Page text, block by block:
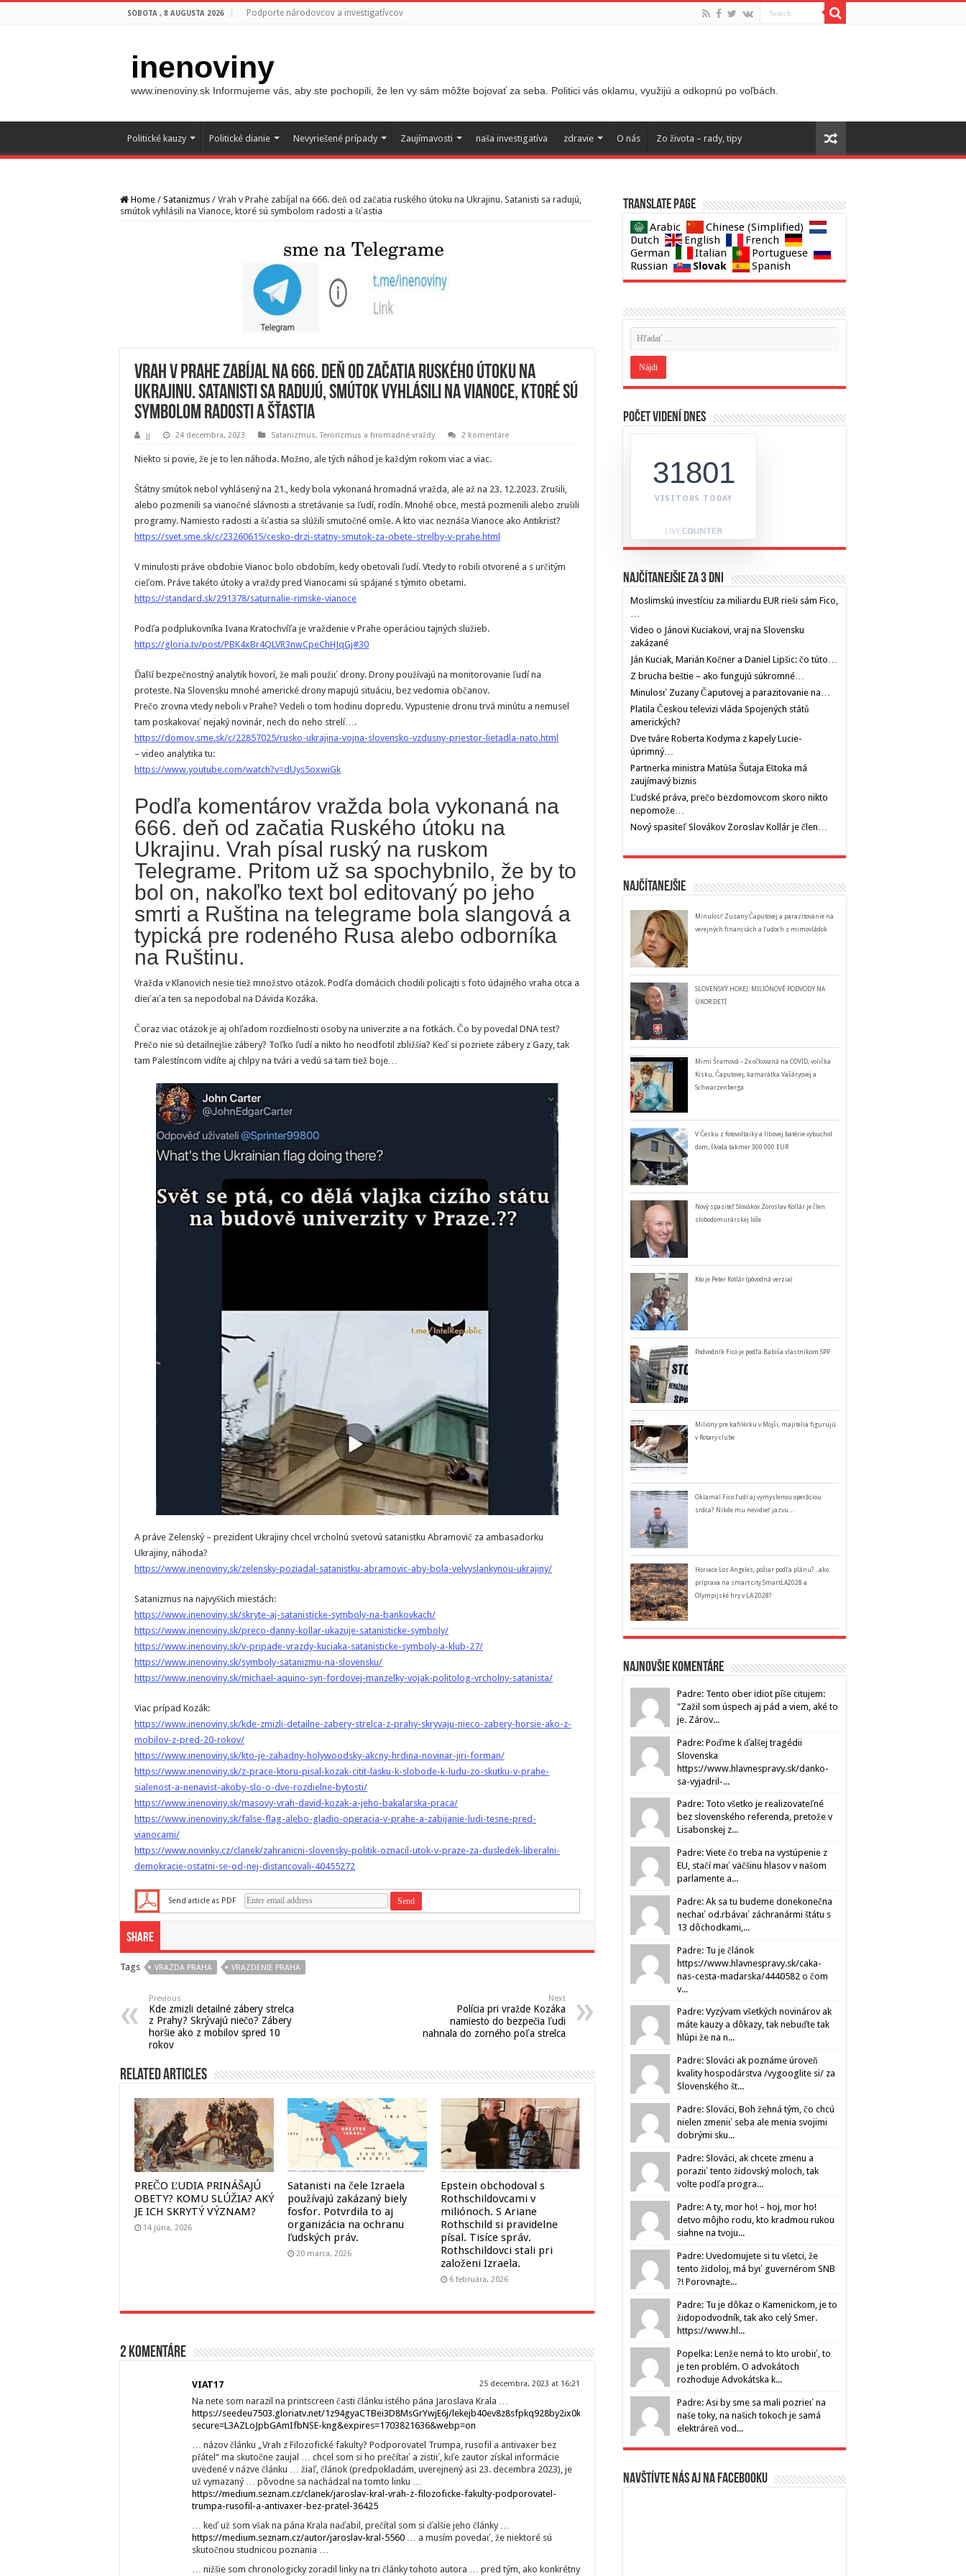
SOBOTA , 8 AUGUSTA 2026 Podporte národovcov a investigatívcov
inenoviny
www.inenoviny.sk Informujeme vás, aby ste pochopili, že len vy sám môžte bojovať za seba. Politici vás oklamu, využijú a odkopnú po voľbách.
Politické kauzy Politické dianie Nevyriešené prípady Zaujímavosti naša investigatíva zdravie O nás Zo života – rady, tipy
Home / Satanizmus / Vrah v Prahe zabíjal na 666. deň od začatia ruského útoku na Ukrajinu. Satanisti sa radujú,
smútok vyhlásili na Vianoce, ktoré sú symbolom radosti a šťastia
Vrah v Prahe zabíjal na 666. deň od začatia ruského útoku na
Ukrajinu. Satanisti sa radujú, smútok vyhlásili na Vianoce, ktoré sú
symbolom radosti a šťastia
jj 24 decembra, 2023 Satanizmus,Terorizmus a hromadné vraždy 2 komentáre
Niekto si povie, že je to len náhoda. Možno, ale tých náhod je každým rokom viac a viac.
Štátny smútok nebol vyhlásený na 21., kedy bola vykonaná hromadná vražda, ale až na 23. 12.2023. Zrušili,
alebo pozmenili sa vianočné slávnosti a stretávanie sa ľudí, rodín. Mnohé obce, mestá pozmenili alebo zrušili
programy. Namiesto radosti a šťastia sa slúžili smutočné omše. A kto viac neznáša Vianoce ako Antikrist?
https://svet.sme.sk/c/23260615/cesko-drzi-statny-smutok-za-obete-strelby-v-prahe.html
V minulosti práve obdobie Vianoc bolo obdobím, kedy obetovali ľudí. Vtedy to robili otvorené a s určitým
cieľom. Práve takéto útoky a vraždy pred Vianocami sú spájané s týmito obetami.
https://standard.sk/291378/saturnalie-rimske-vianoce
Podľa podplukovníka Ivana Kratochvíľa je vraždenie v Prahe operáciou tajných služieb.
https://gloria.tv/post/PBK4xBr4QLVR3nwCpeChHJqGj#30
Ďalší bezpečnostný analytik hovorí, že mali použiť drony. Drony používajú na monitorovanie ľudí na
proteste. Na Slovensku mnohé americké drony mapujú situáciu, bez vedomia občanov.
Prečo zrovna vtedy neboli v Prahe? Vedeli o tom hodinu dopredu. Vypustenie dronu trvá minútu a nemusel
tam poskakovať nejaký novinár, nech do neho strelí….
https://domov.sme.sk/c/22857025/rusko-ukrajina-vojna-slovensko-vzdusny-priestor-lietadla-nato.html
– video analytika tu:
https://www.youtube.com/watch?v=dUys5oxwiGk
Podľa komentárov vražda bola vykonaná na
666. deň od začatia Ruského útoku na
Ukrajinu. Vrah písal ruský na ruskom
Telegrame. Pritom už sa spochybnilo, že by to
bol on, nakoľko text bol editovaný po jeho
smrti a Ruština na telegrame bola slangová a
typická pre rodeného Rusa alebo odborníka
na Ruštinu.
Vražda v Klanovich nesie tiež množstvo otázok. Podľa domácich chodili policajti s foto údajného vraha otca a
dieťaťa ten sa nepodobal na Dávida Kozáka.
Čoraz viac otázok je aj ohľadom rozdielnosti osoby na univerzite a na fotkách. Čo by povedal DNA test?
Prečo nie sú detailnejšie zábery? Toľko ľudí a nikto ho neodfotil zbližšia? Keď si pozriete zábery z Gazy, tak
tam Palestíncom vidíte aj chlpy na tvári a vedú sa tam tiež boje…
A práve Zelenský – prezident Ukrajiny chcel vrcholnú svetovú satanistku Abramovič za ambasadorku
Ukrajiny, náhoda?
https://www.inenoviny.sk/zelensky-poziadal-satanistku-abramovic-aby-bola-velvyslankynou-ukrajiny/
Satanizmus na najvyššich miestách:
https://www.inenoviny.sk/skryte-aj-satanisticke-symboly-na-bankovkach/
https://www.inenoviny.sk/preco-danny-kollar-ukazuje-satanisticke-symboly/
https://www.inenoviny.sk/v-pripade-vrazdy-kuciaka-satanisticke-symboly-a-klub-27/
https://www.inenoviny.sk/symboly-satanizmu-na-slovensku/
https://www.inenoviny.sk/michael-aquino-syn-fordovej-manzelky-vojak-politolog-vrcholny-satanista/
Viac prípad Kozák:
https://www.inenoviny.sk/kde-zmizli-detailne-zabery-strelca-z-prahy-skryvaju-nieco-zabery-horsie-ako-z-
mobilov-z-pred-20-rokov/
https://www.inenoviny.sk/kto-je-zahadny-holywoodsky-akcny-hrdina-novinar-jiri-forman/
https://www.inenoviny.sk/z-prace-ktoru-pisal-kozak-citit-lasku-k-slobode-k-ludu-zo-skutku-v-prahe-
sialenost-a-nenavist-akoby-slo-o-dve-rozdielne-bytosti/
https://www.inenoviny.sk/masovy-vrah-david-kozak-a-jeho-bakalarska-praca/
https://www.inenoviny.sk/false-flag-alebo-gladio-operacia-v-prahe-a-zabijanie-ludi-tesne-pred-
vianocami/
https://www.novinky.cz/clanek/zahranicni-slovensky-politik-oznacil-utok-v-praze-za-dusledek-liberalni-
demokracie-ostatni-se-od-nej-distancovali-40455272
Send article as PDF
Share
Tags VRAZDA PRAHA VRAZDENIE PRAHA
Previous
Kde zmizli detailné zábery strelca
z Prahy? Skrývajú niečo? Zábery
horšie ako z mobilov spred 10
rokov
Next
Polícia pri vražde Kozáka
namiesto do bezpečia ľudi
nahnala do zorného poľa strelca
Related Articles
PREČO ĽUDIA PRINÁŠAJÚ
OBETY? KOMU SLÚŽIA? AKÝ
JE ICH SKRYTÝ VÝZNAM?
14 júna, 2026
Satanisti na čele Izraela
používajú zakázaný biely
fosfor. Potvrdila to aj
organizácia na ochranu
ľudských práv.
20 marca, 2026
Epstein obchodoval s
Rothschildovcami v
miliónoch. S Ariane
Rothschild si pravidelne
písal. Tisíce správ.
Rothschildovci stali pri
založeni Izraela.
6 februára, 2026
2 komentáre
VIAT17 25 decembra, 2023 at 16:21
Na nete som narazil na printscreen časti článku istého pána Jaroslava Krala …
https://seedeu7503.gloriatv.net/1z94gyaCTBei3D8MsGrYwjE6j/lekejb40ev8z8sfpkq928by2ix0kzan8f1nwg6i.webp?
secure=L3AZLoJpbGAmIfbNSE-kng&expires=1703821636&webp=on
… názov článku „Vrah z Filozofické fakulty? Podporovatel Trumpa, rusofil a antivaxer bez
přátel“ ma skutočne zaujal … chcel som si ho prečítať a zistiť, kďe zautor získal informácie
uvedené v názve článku … žiaľ, článok (predpokladám, uverejnený asi 23. decembra 2023), je
už vymazaný … pôvodne sa nachádzal na tomto linku …
https://medium.seznam.cz/clanek/jaroslav-kral-vrah-z-filozoficke-fakulty-podporovatel-
trumpa-rusofil-a-antivaxer-bez-pratel-36425
… keď už som však na pána Krala naďabil, prečítal som si ďalšie jeho články …
https://medium.seznam.cz/autor/jaroslav-kral-5560 … a musím povedať, že niektoré sú
skutočnou studnicou poznania …
… nižšie som chronologicky zoradil linky na tri články tohoto autora … pred tým, ako konkrétny
Translate page
Arabic
Chinese (Simplified)
Dutch
English
French
German
Italian
Portuguese
Russian
Slovak Spanish
Počet videní dnes
31801
VISITORS TODAY
Najčítanejšie za 3 dni
Moslimskú investíciu za miliardu EUR rieši sám Fico,
…
Video o Jánovi Kuciakovi, vraj na Slovensku
zakázané
Ján Kuciak, Marián Kočner a Daniel Lipšic: čo túto…
Z brucha beštie – ako fungujú súkromné…
Minulosť Zuzany Čaputovej a parazitovanie na…
Platila Českou televizi vláda Spojených států
amerických?
Dve tváre Roberta Kodyma z kapely Lucie-
úprimný…
Partnerka ministra Matúša Šutaja Eštoka má
zaujímavý biznis
Ľudské práva, prečo bezdomovcom skoro nikto
nepomože…
Nový spasiteľ Slovákov Zoroslav Kollár je člen…
Najčítanejšie
Minulosť Zuzany Čaputovej a parazitovanie na
verejných financiách a ľudoch z mimovládok
SLOVENSKÝ HOKEJ: MILIÓNOVÉ PODVODY NA
ÚKOR DETÍ
Mimi Šramová – 2x očkovaná na COVID, volička
Kisku, Čaputovej, kamarátka Vašáryovej a
Schwarzenberga
V Česku z fotovoltaiky a lítiovej batérie vybuchol
dom, škoda takmer 300 000 EUR
Nový spasiteľ Slovákov Zoroslav Kollár je člen
slobodomurárskej lóže
Kto je Peter Kotlár (pôvodná verzia)
Podvodník Fico je podľa Babiša vlastníkom SPP
Milióny pre kafilérku v Mojši, majitelia figurujú
v Rotary clube
Oklamal Fico ľudí aj vymyslenou operáciou
srdca? Nikde mu nevidieť jazvu…
Horiace Los Angeles, požiar podľa plánu? ..ako
príprava na smart city SmartLA2028 a
Olympijské hry v LA 2028?
Najnovšie komentáre
Padre: Tento ober idiot píše citujem:
"Zažil som úspech aj pád a viem, aké to
je. Zárov...
Padre: Poďme k ďalšej tragédii
Slovenska
https://www.hlavnespravy.sk/danko-
sa-vyjadril-...
Padre: Toto všetko je realizovateľné
bez slovenského referenda, pretože v
Lisabonskej z...
Padre: Viete čo treba na vystúpenie z
EU, stačí mať väčšinu hlasov v našom
parlamente a...
Padre: Ak sa tu budeme donekonečna
nechať od.rbávať záchranármi štátu s
13 dôchodkami,...
Padre: Tu je článok
https://www.hlavnespravy.sk/caka-
nas-cesta-madarska/4440582 o čom
v...
Padre: Vyzývam všetkých novinárov ak
máte kauzy a dôkazy, tak nebuďte tak
hlúpi že na n...
Padre: Slováci ak poznáme úroveň
kvality hospodárstva /vygooglite si/ za
Slovenského št...
Padre: Slováci, Boh žehná tým, čo chcú
nielen zmeniť seba ale menia svojimi
dobrými sku...
Padre: Slováci, ak chcete zmenu a
poraziť tento židovský moloch, tak
volte podľa progra...
Padre: A ty, mor ho! – hoj, mor ho!
detvo môjho rodu, kto kradmou rukou
siahne na tvoju...
Padre: Uvedomujete si tu všetci, že
tento židoloj, má byť guvernérom SNB
?! Porovnajte...
Padre: Tu je dôkaz o Kamenickom, je to
židopodvodník, tak ako celý Smer.
https://www.hl...
Popelka: Lenže nemá to kto urobiť, to
je ten problém. O advokátoch
rozhoduje Advokátska k...
Padre: Asi by sme sa mali pozrieť na
naše toky, na našich tokoch je samá
elektráreň vod...
Navštívte nás aj na Facebooku